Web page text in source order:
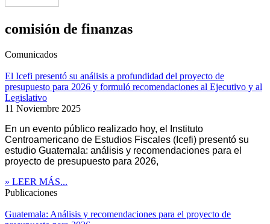
comisión de finanzas
Comunicados
El Icefi presentó su análisis a profundidad del proyecto de
presupuesto para 2026 y formuló recomendaciones al Ejecutivo y al
Legislativo
11 Noviembre 2025
En un evento público realizado hoy, el Instituto
Centroamericano de Estudios Fiscales (Icefi) presentó su
estudio Guatemala: análisis y recomendaciones para el
proyecto de presupuesto para 2026,
» LEER MÁS...
Publicaciones
Guatemala: Análisis y recomendaciones para el proyecto de